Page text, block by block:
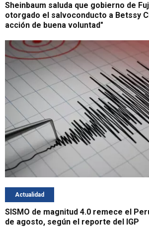
Sheinbaum saluda que gobierno de
otorgado el salvoconducto a Betssy
acción de buena voluntad"
Actualidad
SISMO de magnitud 4.0 remece el
de agosto, según el reporte del IGP